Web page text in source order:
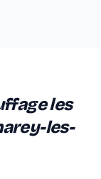
les
les-